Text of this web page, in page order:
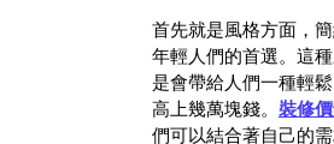
首先就是風格方面，
年輕人們的首選。這
是會帶給人們一種輕
高上幾萬塊錢。 裝修
們可以結合著自己的